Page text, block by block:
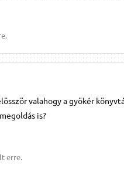
valahogy a gyökér
is?
erre.